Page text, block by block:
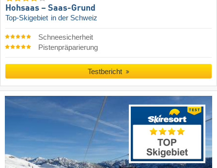
Hohsaas – Saas-Grund
Top-Skigebiet in der Schweiz
Schneesicherheit
Pistenpräparierung
Testbericht